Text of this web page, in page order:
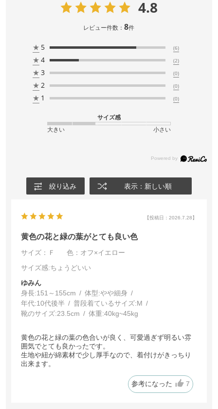
4.8
レビュー件数：8件
★ 5 (6)
★ 4 (2)
★ 3 (0)
★ 2 (0)
★ 1 (0)
サイズ感
大きい
小さい
絞り込み 表示：新しい順
【投稿日：2026.7.28】
黄色の花と緑の葉がとても良い色
サイズ：Ｆ
色：オフ×イエロー
サイズ感:ちょうどいい
ゆみん
身長:151～155cm 体型:細身
年代:10代後半 普段着ているサイズ:M
靴のサイズ:23.5cm 体重:40kg~45kg
黄色の花と緑の葉の色合いが良く、可愛過ぎず明るい雰
囲気でとても良かったです。
生地や紐が綿素材で少し厚手なので、着付けがきっちり
出来ます。
参考になった 7